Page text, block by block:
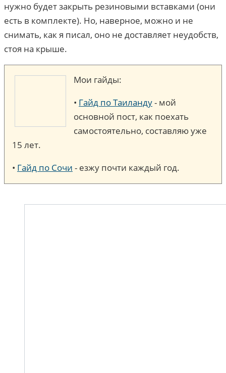
нужно будет закрыть резиновыми вставками (они
есть в комплекте). Но, наверное, можно и не
снимать, как я писал, оно не доставляет неудобств,
стоя на крыше.
Мои гайды:
• Гайд по Таиланду- мой
основной пост, как поехать
самостоятельно, составляю уже
15 лет.
• Гайд по Сочи - езжу почти каждый год.